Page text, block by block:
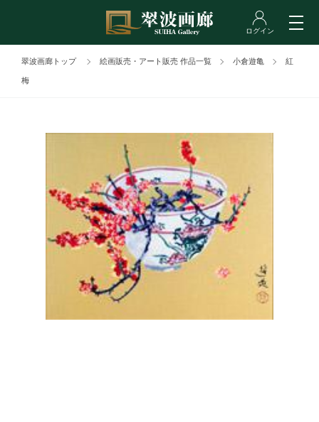
翠波画廊トップ 絵画販売・アート販売 作品一覧 小倉遊亀 紅
梅